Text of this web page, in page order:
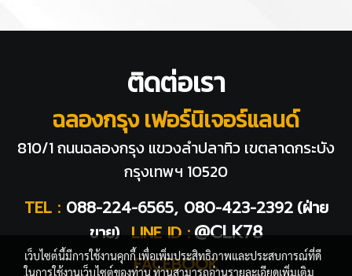
ติดต่อเรา
ฉลองกรุง เฟอร์นิเจอร์แลนด์
810/1 ถนนฉลองกรุง แขวงลำปลาทิว เขตลาดกระบัง
กรุงเทพฯ 10520
TEL : 088-224-6565, 080-423-2392 (ฝ่าย
ขาย) LINE ID : @CLK78
FACEBOOK
เว็บไซต์นี้มีการใช้งานคุกกี้ เพื่อเพิ่มประสิทธิภาพและประสบการณ์ที่ดี
ในการใช้งานเว็บไซต์ของท่าน ท่านสามารถอ่านรายละเอียดเพิ่มเติม